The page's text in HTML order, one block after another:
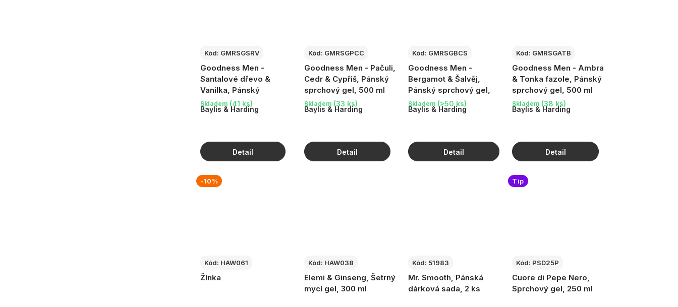
Goodness Men -
Santalové dřevo &
Vanilka, Pánský
sprchový gel, 500 ml
Baylis & Harding
Skladem (41 ks)
Kód: GMRSGSRV
Goodness Men - Pačuli,
Cedr & Cypřiš, Pánský
sprchový gel, 500 ml
Baylis & Harding
Skladem (33 ks)
Kód: GMRSGPCC
Goodness Men -
Bergamot & Šalvěj,
Pánský sprchový gel,
500 ml
Baylis & Harding
Skladem (>50 ks)
Kód: GMRSGBCS
Goodness Men - Ambra
& Tonka fazole, Pánský
sprchový gel, 500 ml
Baylis & Harding
Skladem (38 ks)
Kód: GMRSGATB
Žínka
-10%
Kód: HAW061
Elemi & Ginseng, Šetrný
mycí gel, 300 ml
Kód: HAW038
Mr. Smooth, Pánská
dárková sada, 2 ks
Kód: 51983
Cuore di Pepe Nero,
Sprchový gel, 250 ml
Tip
Kód: PSD25P